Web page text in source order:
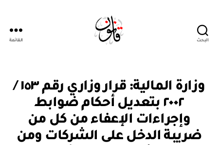
البحث القائمة
التصنيفات
وزارة المالية: قرار وزاري رقم ١٥٣ /
٢٠٠٢ بتعديل أحكام ضوابط
وإجراءات الإعفاء من كل من
ضريبة الدخل على الشركات ومن